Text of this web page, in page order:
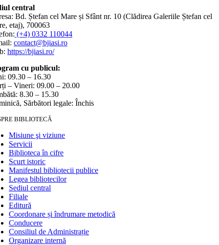
central
Bd. Ștefan cel Mare și Sfânt nr. 10 (Clădirea Galeriile Ștefan cel
etaj), 700063
(+4) 0332 110044
contact@bjiasi.ro
https://bjiasi.ro/
cu publicul:
09.30 – 16.30
– Vineri: 09.00 – 20.00
8.30 – 15.30
Sărbători legale: Închis
BIBLIOTECĂ
Misiune şi viziune
Servicii
Biblioteca în cifre
Scurt istoric
Manifestul bibliotecii publice
Legea bibliotecilor
Sediul central
Filiale
Editură
Coordonare și îndrumare metodică
Conducere
Consiliul de Administrație
Organizare internă